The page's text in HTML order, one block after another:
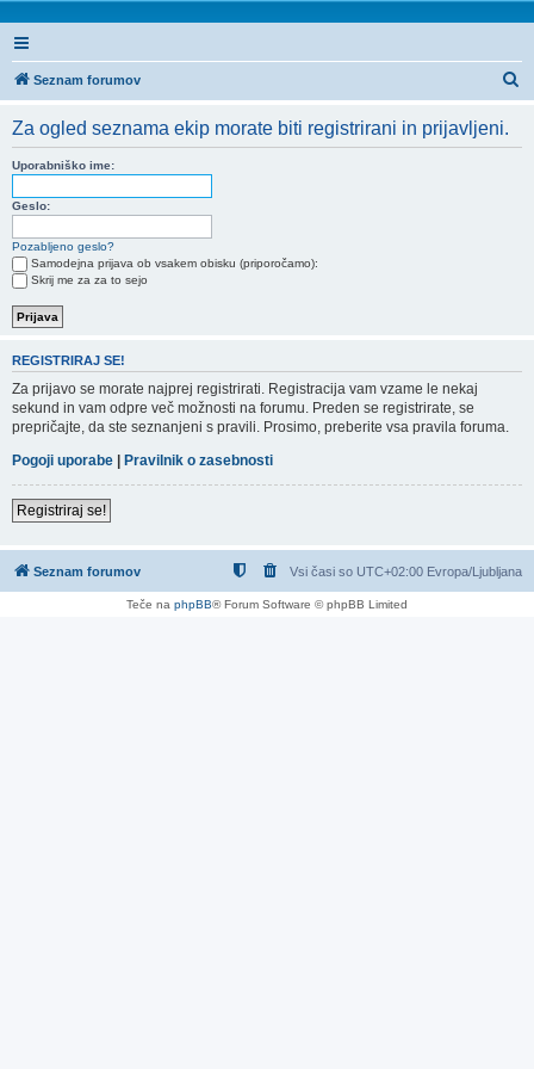
Seznam forumov
Za ogled seznama ekip morate biti registrirani in prijavljeni.
Uporabniško ime:
Geslo:
Pozabljeno geslo?
Samodejna prijava ob vsakem obisku (priporočamo):
Skrij me za za to sejo
REGISTRIRAJ SE!
Za prijavo se morate najprej registrirati. Registracija vam vzame le nekaj
sekund in vam odpre več možnosti na forumu. Preden se registrirate, se
prepričajte, da ste seznanjeni s pravili. Prosimo, preberite vsa pravila foruma.
Pogoji uporabe | Pravilnik o zasebnosti
Registriraj se!
Seznam forumov Vsi časi so UTC+02:00 Evropa/Ljubljana
Teče na phpBB® Forum Software © phpBB Limited